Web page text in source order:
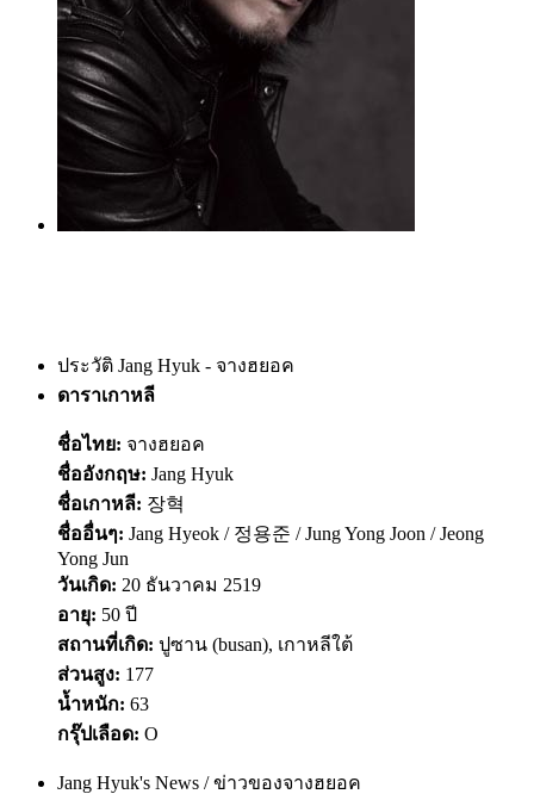
ประวัติ Jang Hyuk - จางฮยอค
ดาราเกาหลี
ชื่อไทย: จางฮยอค
ชื่ออังกฤษ: Jang Hyuk
ชื่อเกาหลี: 장혁
ชื่ออื่นๆ: Jang Hyeok / 정용준 / Jung Yong Joon / Jeong
Yong Jun
วันเกิด: 20 ธันวาคม 2519
อายุ: 50 ปี
สถานที่เกิด: ปูซาน (busan), เกาหลีใต้
ส่วนสูง: 177
น้ำหนัก: 63
กรุ๊ปเลือด: O
Jang Hyuk's News / ข่าวของจางฮยอค